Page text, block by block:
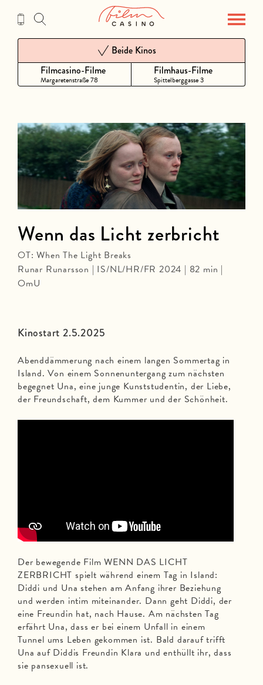
Inhalt
Filmcasino-Filme
Margaretenstraße 78
Beide Kinos
Filmhaus-Filme
Spittelberggasse 3
Kinostart 2.5.2025
Abenddämmerung nach einem langen Sommertag in
Island. Von einem Sonnenuntergang zum nächsten
begegnet Una, eine junge Kunststudentin, der Liebe,
der Freundschaft, dem Kummer und der Schönheit.
Der bewegende Film WENN DAS LICHT
ZERBRICHT spielt während einem Tag in Island:
Diddi und Una stehen am Anfang ihrer Beziehung
und werden intim miteinander. Dann geht Diddi, der
eine Freundin hat, nach Hause. Am nächsten Tag
erfährt Una, dass er bei einem Unfall in einem
Tunnel ums Leben gekommen ist. Bald darauf trifft
Una auf Diddis Freundin Klara und enthüllt ihr, dass
sie pansexuell ist.
Wenn das Licht zerbricht
OT: When The Light Breaks
Runar Runarsson | IS/NL/HR/FR 2024 | 82 min |
OmU